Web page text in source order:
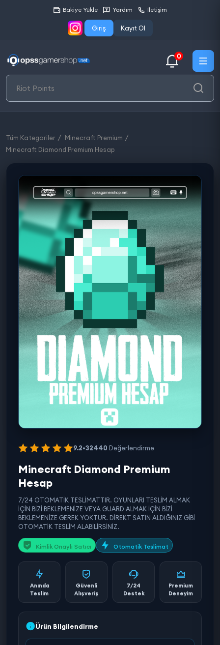
Bakiye Yükle Yardım İletişim
Giriş Kayıt Ol
0
Tüm Kategoriler
Minecraft Premium
Minecraft Diamond Premium Hesap
9.2•32440 Değerlendirme
Minecraft Diamond Premium
Hesap
7/24 OTOMATİK TESLİMATTIR. OYUNLARI TESLİM ALMAK
İÇİN BİZİ BEKLEMENİZE VEYA GUARD ALMAK İÇİN BİZİ
BEKLEMENİZE GEREK YOKTUR. DİREKT SATIN ALDIĞINIZ GİBİ
OTOMATİK TESLİM ALABİLİRSİNİZ.
Kimlik Onaylı Satıcı Otomatik Teslimat
Anında
Teslim
Güvenli
Alışveriş
7/24
Destek
Premium
Deneyim
Ürün Bilgilendirme